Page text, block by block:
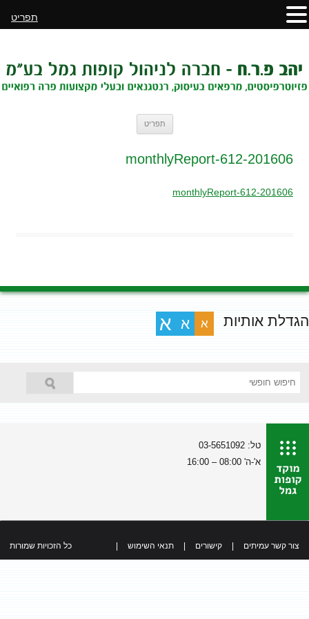
תפריט
201606-monthlyReport-612
201606-monthlyReport-612
הגדלת אותיות א א א
טל: 03-5651092
א'-ה' 08:00 – 16:00
צור קשר עמיתים קישורים תנאי השימוש כל הזכויות שמורות
תפריט